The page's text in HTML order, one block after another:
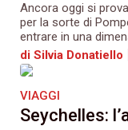
Ancora oggi si
per la sorte di
entrare in una
di Silvia Donatiello
VIAGGI
Seychelles: